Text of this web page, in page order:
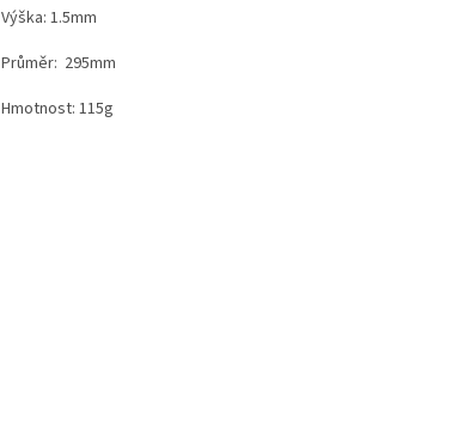
Výška: 1.5mm
Průměr: 295mm
Hmotnost: 115g